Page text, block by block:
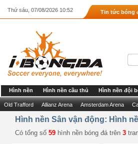
Thứ sáu, 07/08/2026 10:52 Tin tức bóng
Hình nền Hình nền cầu thủ Hình nền đội
Old Trafford Allianz Arena Amsterdam Arena
Hình nền Sân vận động: Hình
Có tổng số 59 hình nền bóng đá trên 3